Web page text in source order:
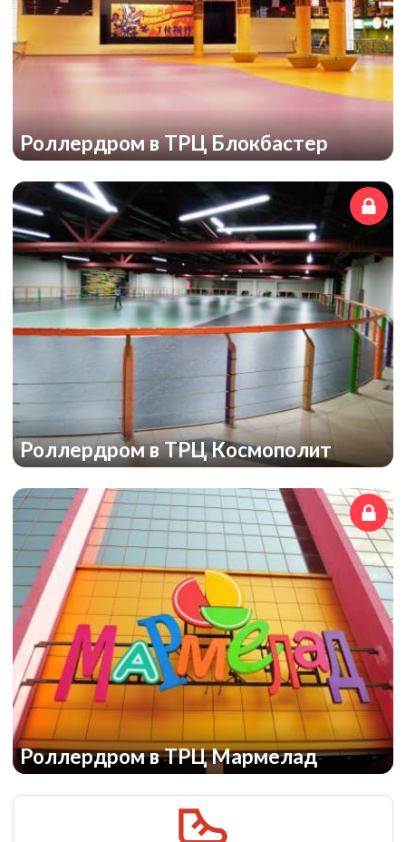
Роллердром в ТРЦ Блокбастер
Роллердром в ТРЦ Космополит
Роллердром в ТРЦ Мармелад